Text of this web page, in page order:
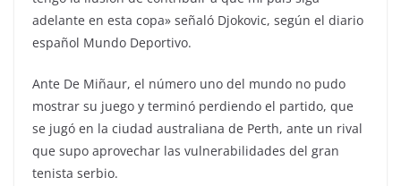
adelante en esta copa» señaló Djokovic, según el diario
español Mundo Deportivo.
Ante De Miñaur, el número uno del mundo no pudo
mostrar su juego y terminó perdiendo el partido, que
se jugó en la ciudad australiana de Perth, ante un rival
que supo aprovechar las vulnerabilidades del gran
tenista serbio.